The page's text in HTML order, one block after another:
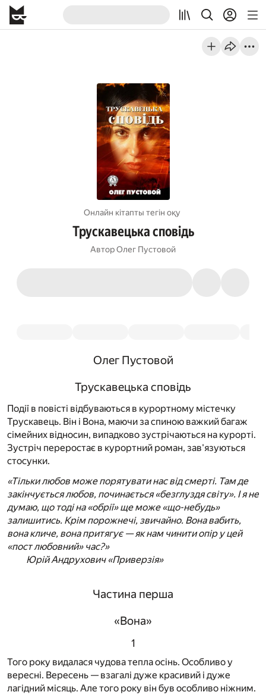
Онлайн кітапты тегін оқу
Трускавецька сповідь
АвторОлег Пустовой
Олег Пустовой
Трускавецька сповідь
Події в повісті відбуваються в курортному містечку
Трускавець. Він і Вона, маючи за спиною важкий багаж
сімейних відносин, випадково зустрічаються на курорті.
Зустріч переростає в курортний роман, зав'язуються
стосунки.
«Тільки любов може порятувати нас від смерті. Там де
закінчується любов, починається «безглуздя світу». І я не
думаю, що тоді на «обрії» ще може «що-небудь»
залишитись. Крім порожнечі, звичайно. Вона вабить,
вона кличе, вона притягує — як нам чинити опір у цей
«пост любовний» час?»
Юрій Андрухович «Приверзія»
Частина перша
«Вона»
1
Того року видалася чудова тепла осінь. Особливо у
вересні. Вересень — взагалі дуже красивий і дуже
лагідний місяць. Але того року він був особливо ніжним.